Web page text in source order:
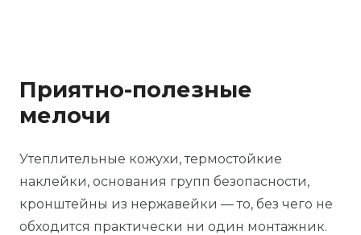
Приятно-полезные
мелочи
Утеплительные кожухи, термостойкие
наклейки, основания групп безопасности,
кронштейны из нержавейки — то, без чего не
обходится практически ни один монтажник.